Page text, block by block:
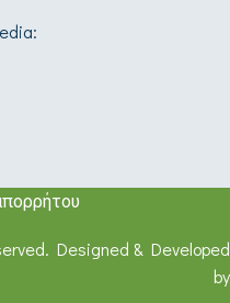
Designed & Developed
by